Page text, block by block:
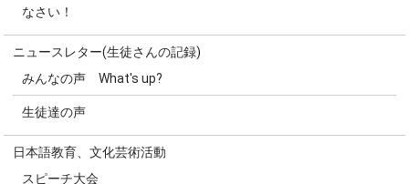
なさい！
ニュースレター(生徒さんの記録)
みんなの声 What's up?
生徒達の声
日本語教育、文化芸術活動
スピーチ大会